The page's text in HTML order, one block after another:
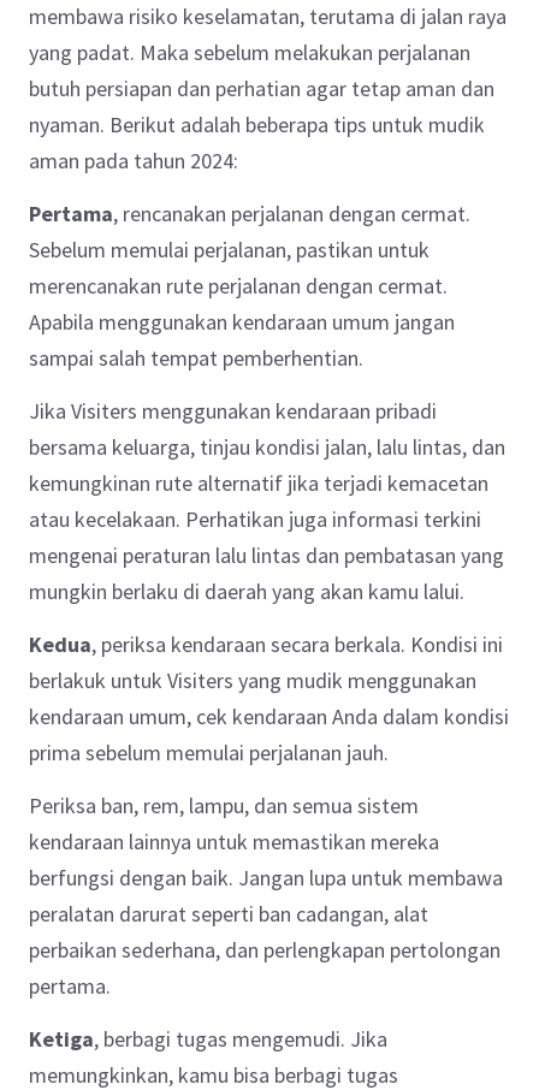
membawa risiko keselamatan, terutama di jalan raya
yang padat. Maka sebelum melakukan perjalanan
butuh persiapan dan perhatian agar tetap aman dan
nyaman. Berikut adalah beberapa tips untuk mudik
aman pada tahun 2024:
Pertama, rencanakan perjalanan dengan cermat.
Sebelum memulai perjalanan, pastikan untuk
merencanakan rute perjalanan dengan cermat.
Apabila menggunakan kendaraan umum jangan
sampai salah tempat pemberhentian.
Jika Visiters menggunakan kendaraan pribadi
bersama keluarga, tinjau kondisi jalan, lalu lintas, dan
kemungkinan rute alternatif jika terjadi kemacetan
atau kecelakaan. Perhatikan juga informasi terkini
mengenai peraturan lalu lintas dan pembatasan yang
mungkin berlaku di daerah yang akan kamu lalui.
Kedua, periksa kendaraan secara berkala. Kondisi ini
berlakuk untuk Visiters yang mudik menggunakan
kendaraan umum, cek kendaraan Anda dalam kondisi
prima sebelum memulai perjalanan jauh.
Periksa ban, rem, lampu, dan semua sistem
kendaraan lainnya untuk memastikan mereka
berfungsi dengan baik. Jangan lupa untuk membawa
peralatan darurat seperti ban cadangan, alat
perbaikan sederhana, dan perlengkapan pertolongan
pertama.
Ketiga, berbagi tugas mengemudi. Jika
memungkinkan, kamu bisa berbagi tugas